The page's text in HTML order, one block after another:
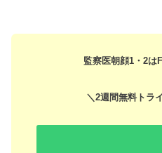
監察医朝顔1・2は
＼2週間無料トラ